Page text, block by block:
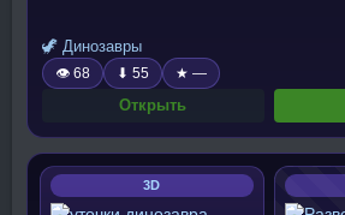
🦖 Динозавры
👁 68 ⬇ 55 ★ —
Открыть
3D